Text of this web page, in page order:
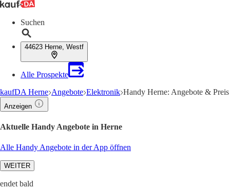
Suchen
44623 Herne, Westf
Alle Prospekte
kaufDA Herne Angebote Elektronik Handy Herne: Angebote & Preis
Anzeigen
Aktuelle Handy Angebote in Herne
Alle Handy Angebote in der App öffnen
WEITER
endet bald